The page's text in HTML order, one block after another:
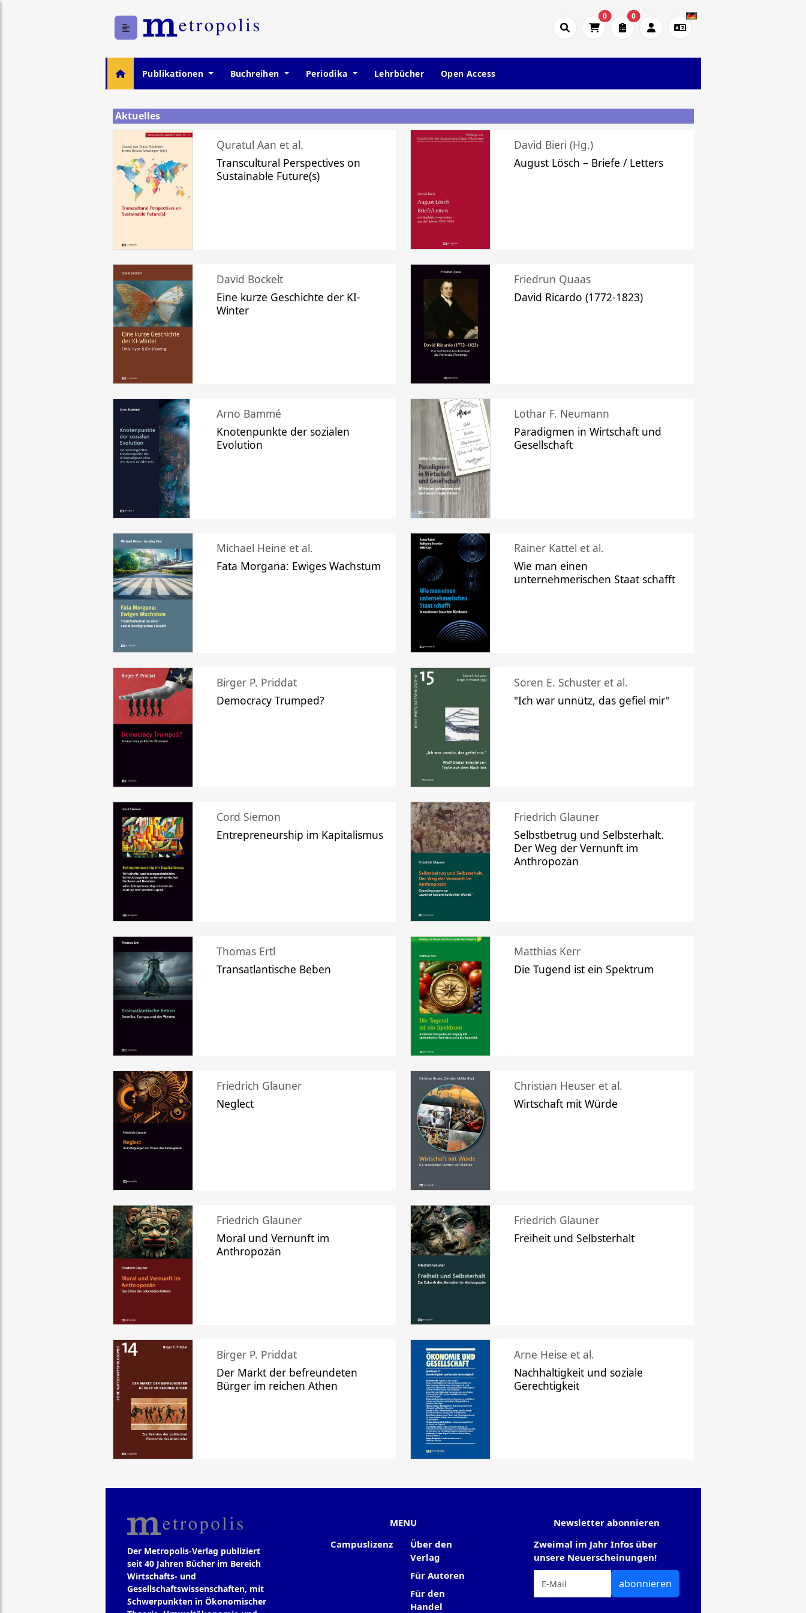
0 0
Publikationen Buchreihen Periodika Lehrbücher Open Access
Aktuelles
Quratul Aan et al.
Transcultural Perspectives on
Sustainable Future(s)
David Bieri (Hg.)
August Lösch – Briefe / Letters
David Bockelt
Eine kurze Geschichte der KI-
Winter
Friedrun Quaas
David Ricardo (1772-1823)
Arno Bammé
Knotenpunkte der sozialen
Evolution
Lothar F. Neumann
Paradigmen in Wirtschaft und
Gesellschaft
Michael Heine et al.
Fata Morgana: Ewiges Wachstum
Rainer Kattel et al.
Wie man einen
unternehmerischen Staat schafft
Birger P. Priddat
Democracy Trumped?
Sören E. Schuster et al.
"Ich war unnütz, das gefiel mir"
Cord Siemon
Entrepreneurship im Kapitalismus
Friedrich Glauner
Selbstbetrug und Selbsterhalt.
Der Weg der Vernunft im
Anthropozän
Thomas Ertl
Transatlantische Beben
Matthias Kerr
Die Tugend ist ein Spektrum
Friedrich Glauner
Neglect
Christian Heuser et al.
Wirtschaft mit Würde
Friedrich Glauner
Moral und Vernunft im
Anthropozän
Friedrich Glauner
Freiheit und Selbsterhalt
Birger P. Priddat
Der Markt der befreundeten
Bürger im reichen Athen
Arne Heise et al.
Nachhaltigkeit und soziale
Gerechtigkeit
Der Metropolis-Verlag publiziert
seit 40 Jahren Bücher im Bereich
Wirtschafts- und
Gesellschaftswissenschaften, mit
Schwerpunkten in Ökonomischer
MENU
Campuslizenz
Über den
Verlag
Für Autoren
Für den
Handel
Newsletter abonnieren
Zweimal im Jahr Infos über
unsere Neuerscheinungen!
abonnieren